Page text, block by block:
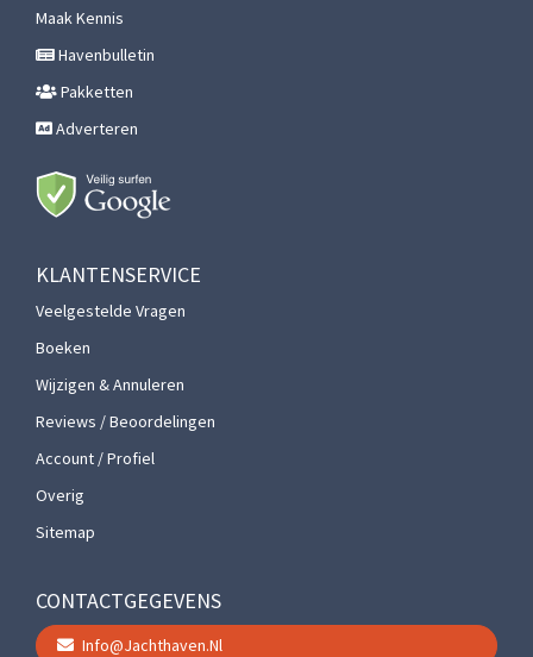
Maak Kennis
Havenbulletin
Pakketten
Adverteren
KLANTENSERVICE
Veelgestelde Vragen
Boeken
Wijzigen & Annuleren
Reviews / Beoordelingen
Account / Profiel
Overig
Sitemap
CONTACTGEGEVENS
Info@jachthaven.nl